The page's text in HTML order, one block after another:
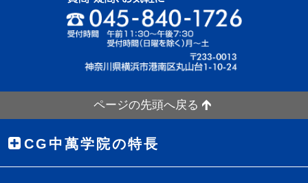
ページの先頭へ戻る
CG中萬学院の特長